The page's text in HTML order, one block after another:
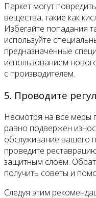
Паркет могут
вещества, такие как
Избегайте попадания
используйте
предназначенные
использованием
с производителем.
5. Проводите
Несмотря на все меры
равно подвержен
обслуживание вашего
проведите
защитным слоем.
получить советы и
Следуя этим